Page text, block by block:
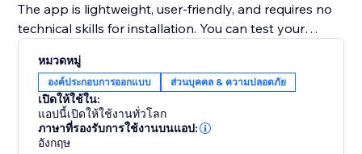
The app is lightweight, user-friendly, and requires no
technical skills for installation. You can test your
flawless configuration and a smooth experience for
legitimate visitors. With seamless integration and
efficient performance, Mega Country by IP Blocker is
an essential tool for boosting your store’s security
while managing traffic effectively.
หมวดหมู่
องค์ประกอบการออกแบบ ส่วนบุคคล & ความปลอดภัย
เปิดให้ใช้ใน:
แอปนี้เปิดให้ใช้งานทั่วโลก
ภาษาที่รองรับการใช้งานบนแอป:
อังกฤษ